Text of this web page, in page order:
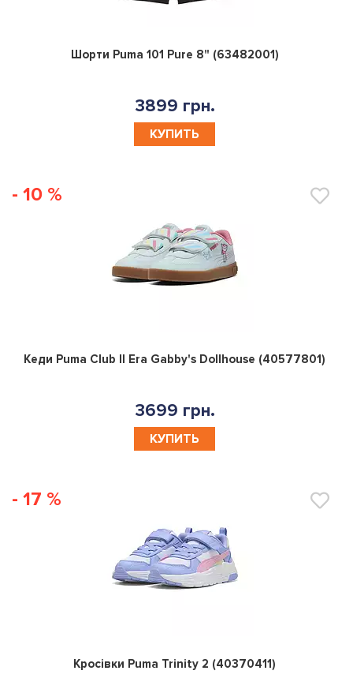
0
Шорти Puma 101 Pure 8" (63482001)
3899 грн.
КУПИТЬ
- 10 %
0
Кеди Puma Club II Era Gabby's Dollhouse (40577801)
3699 грн.
КУПИТЬ
- 17 %
0
Кросівки Puma Trinity 2 (40370411)